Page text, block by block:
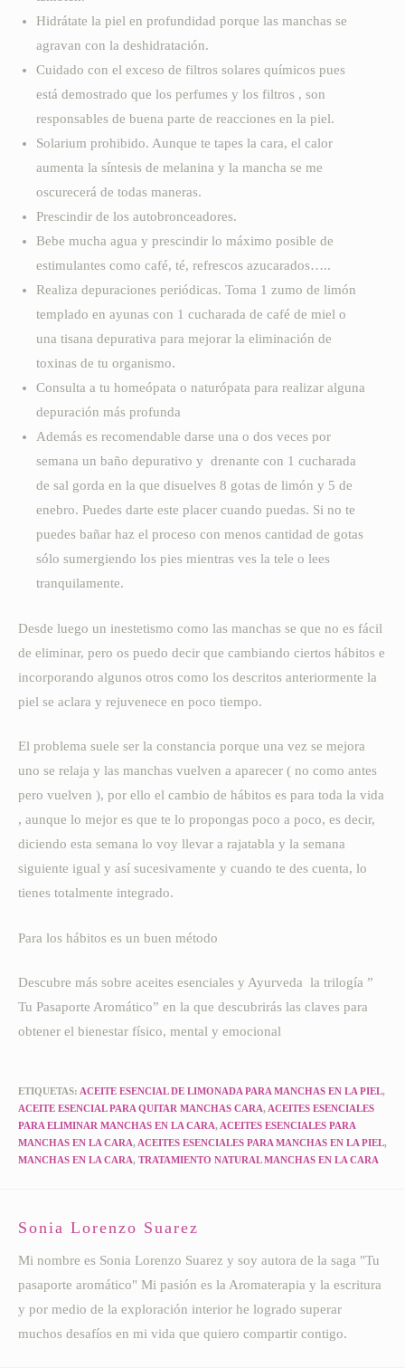
Hidrátate la piel en profundidad porque las manchas se
agravan con la deshidratación.
Cuidado con el exceso de filtros solares químicos pues
está demostrado que los perfumes y los filtros , son
responsables de buena parte de reacciones en la piel.
Solarium prohibido. Aunque te tapes la cara, el calor
aumenta la síntesis de melanina y la mancha se me
oscurecerá de todas maneras.
Prescindir de los autobronceadores.
Bebe mucha agua y prescindir lo máximo posible de
estimulantes como café, té, refrescos azucarados…..
Realiza depuraciones periódicas. Toma 1 zumo de limón
templado en ayunas con 1 cucharada de café de miel o
una tisana depurativa para mejorar la eliminación de
toxinas de tu organismo.
Consulta a tu homeópata o naturópata para realizar alguna
depuración más profunda
Además es recomendable darse una o dos veces por
semana un baño depurativo y drenante con 1 cucharada
de sal gorda en la que disuelves 8 gotas de limón y 5 de
enebro. Puedes darte este placer cuando puedas. Si no te
puedes bañar haz el proceso con menos cantidad de gotas
sólo sumergiendo los pies mientras ves la tele o lees
tranquilamente.
Desde luego un inestetismo como las manchas se que no es fácil
de eliminar, pero os puedo decir que cambiando ciertos hábitos e
incorporando algunos otros como los descritos anteriormente la
piel se aclara y rejuvenece en poco tiempo.
El problema suele ser la constancia porque una vez se mejora
uno se relaja y las manchas vuelven a aparecer ( no como antes
pero vuelven ), por ello el cambio de hábitos es para toda la vida
, aunque lo mejor es que te lo propongas poco a poco, es decir,
diciendo esta semana lo voy llevar a rajatabla y la semana
siguiente igual y así sucesivamente y cuando te des cuenta, lo
tienes totalmente integrado.
Para los hábitos es un buen método
Descubre más sobre aceites esenciales y Ayurveda la trilogía ”
Tu Pasaporte Aromático” en la que descubrirás las claves para
obtener el bienestar físico, mental y emocional
ETIQUETAS: ACEITE ESENCIAL DE LIMONADA PARA MANCHAS EN LA PIEL,
ACEITE ESENCIAL PARA QUITAR MANCHAS CARA, ACEITES ESENCIALES
PARA ELIMINAR MANCHAS EN LA CARA, ACEITES ESENCIALES PARA
MANCHAS EN LA CARA, ACEITES ESENCIALES PARA MANCHAS EN LA PIEL,
MANCHAS EN LA CARA, TRATAMIENTO NATURAL MANCHAS EN LA CARA
Sonia Lorenzo Suarez
Mi nombre es Sonia Lorenzo Suarez y soy autora de la saga "Tu
pasaporte aromático" Mi pasión es la Aromaterapia y la escritura
y por medio de la exploración interior he logrado superar
muchos desafíos en mi vida que quiero compartir contigo.